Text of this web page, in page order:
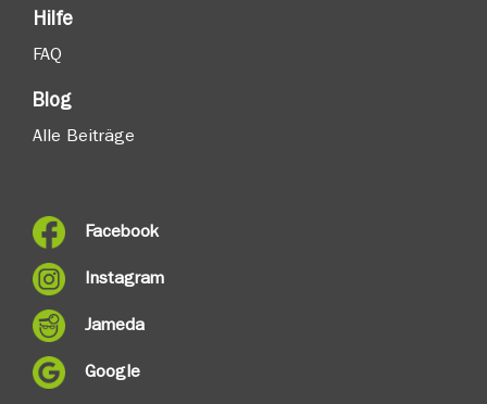
Hilfe
FAQ
Blog
Alle Beiträge
Facebook
Instagram
Jameda
Google